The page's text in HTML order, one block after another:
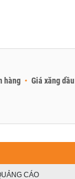
hàng
Giá xăng dầu
CÁO